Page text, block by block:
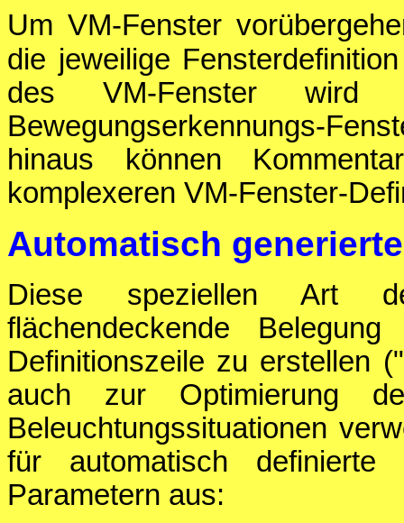
Um VM-Fenster
die jeweilige
des VM-Fenster wird
Bewegungserkennungs-
hinaus können
komplexeren VM-Fenster-
Automatisch
Diese speziellen Art
flächendeckende
Definitionszeile zu erstellen
auch zur Optimierung
Beleuchtungssituationen
für automatisch definierte
Parametern aus: